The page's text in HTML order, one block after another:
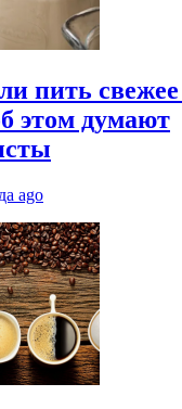
пить
этом думают
ago